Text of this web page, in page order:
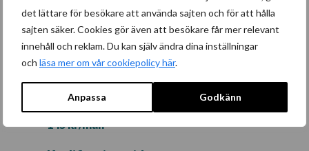
det lättare för besökare att använda sajten och för att hålla
sajten säker. Cookies gör även att besökare får mer relevant
innehåll och reklam. Du kan själv ändra dina inställningar
och läsa mer om vår cookiepolicy här.
Anpassa Godkänn
Medlemsavgift
39 – 990 kr/mån
A-kassa
145 kr/mån